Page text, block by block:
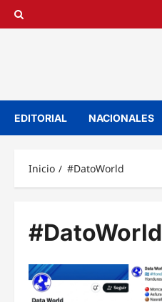
Saltar
EDITORIAL NACIONALES
Inicio #DatoWorld
#DatoWorld